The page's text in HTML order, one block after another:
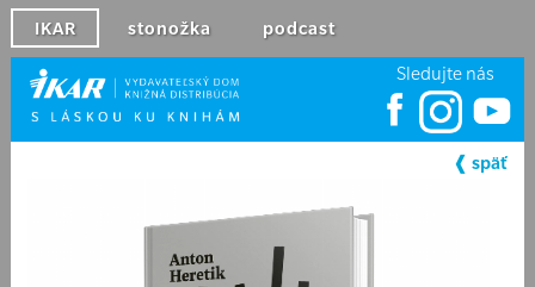
IKAR stonožka podcast
Sledujte nás
❰ späť